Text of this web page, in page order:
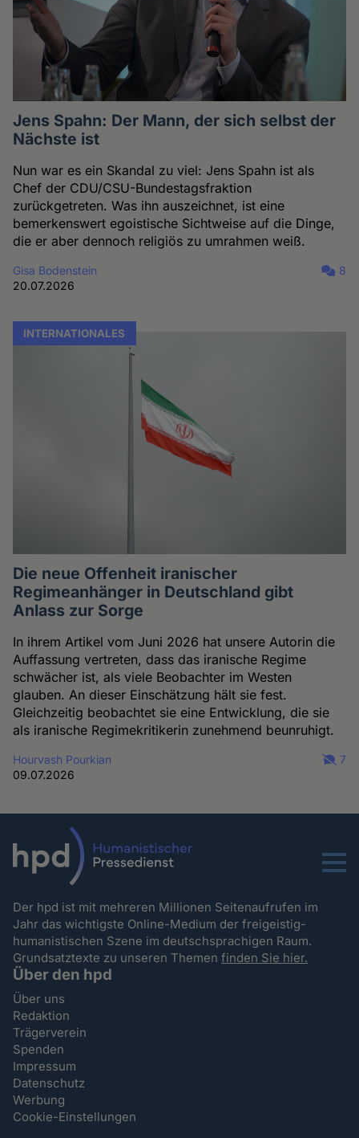
Jens Spahn: Der Mann, der sich selbst der
Nächste ist
Nun war es ein Skandal zu viel: Jens Spahn ist als
Chef der CDU/CSU-Bundestagsfraktion
zurückgetreten. Was ihn auszeichnet, ist eine
bemerkenswert egoistische Sichtweise auf die Dinge,
die er aber dennoch religiös zu umrahmen weiß.
Gisa Bodenstein
20.07.2026
8
INTERNATIONALES
Die neue Offenheit iranischer
Regimeanhänger in Deutschland gibt
Anlass zur Sorge
In ihrem Artikel vom Juni 2026 hat unsere Autorin die
Auffassung vertreten, dass das iranische Regime
schwächer ist, als viele Beobachter im Westen
glauben. An dieser Einschätzung hält sie fest.
Gleichzeitig beobachtet sie eine Entwicklung, die sie
als iranische Regimekritikerin zunehmend beunruhigt.
Hourvash Pourkian
09.07.2026
7
Menu
Der hpd ist mit mehreren Millionen Seitenaufrufen im
Jahr das wichtigste Online-Medium der freigeistig-
humanistischen Szene im deutschsprachigen Raum.
Grundsatztexte zu unseren Themenfinden Sie hier.
Über den hpd
Über uns
Redaktion
Trägerverein
Spenden
Impressum
Datenschutz
Werbung
Cookie-Einstellungen